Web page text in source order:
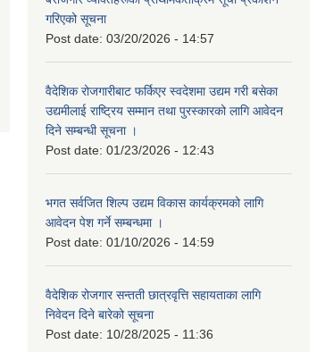
गरिएको सूचना
Post date: 03/20/2026 - 14:57
वैदेशिक रोजगारीबाट फर्किएर स्वदेशमा उद्यम गरी बसेका
उद्यमीलाई राष्ट्रिय सम्मान तथा पुरस्कारको लागि आवेदन
दिने सम्बन्धी सूचना ।
Post date: 01/23/2026 - 12:43
भगत सर्वजित शिल्प उद्यम विकास कार्यक्रमको लागि
आवेदन पेश गर्ने सम्बन्धमा ।
Post date: 01/10/2026 - 14:59
वैदेशिक रोजगार सन्तती छात्रवृत्ति सहायताका लागि
निवेदन दिने बारेको सूचना
Post date: 10/28/2025 - 11:36